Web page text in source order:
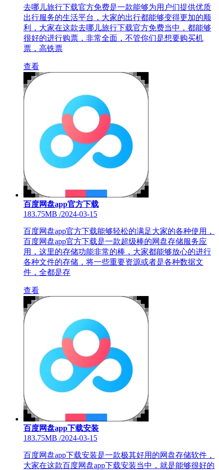
去哪儿旅行下载官方免费是一款能够为用户们提供优质
出行服务的生活平台，大家的出行都能够变得更加的顺
利，大家在这款去哪儿旅行下载官方免费当中，都能够
很好的进行购票，非常全面，不管你们是想要购买机
票，高铁票
查看
百度网盘app官方下载
183.75MB /2024-03-15
百度网盘app官方下载能够轻松的满足大家的各种使用，
百度网盘app官方下载是一款超级棒的网盘存储服务应
用，这里的存储功能非常的棒，大家都能够放心的进行
各种文件的存储，将一些重要资源或者是各种数据文
件，全都是存
查看
百度网盘app下载安装
183.75MB /2024-03-15
百度网盘app下载安装是一款极其好用的网盘存储软件，
大家在这款百度网盘app下载安装当中，就是能够很好的